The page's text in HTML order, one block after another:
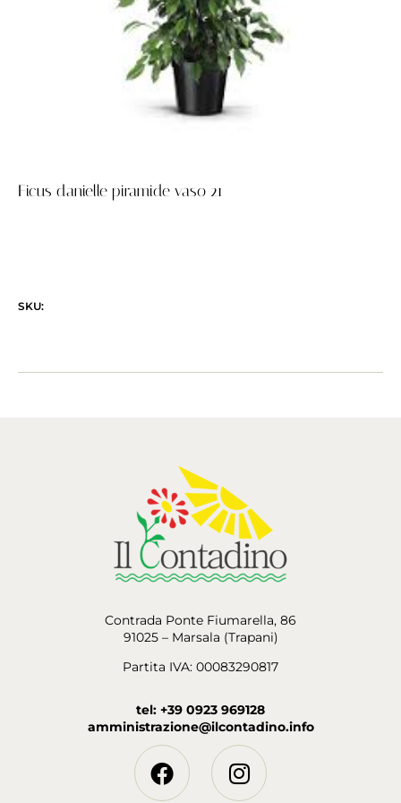
Ficus danielle piramide vaso 21
SKU:
Contrada Ponte Fiumarella, 86
91025 – Marsala (Trapani)
Partita IVA: 00083290817
tel: +39 0923 969128
amministrazione@ilcontadino.info